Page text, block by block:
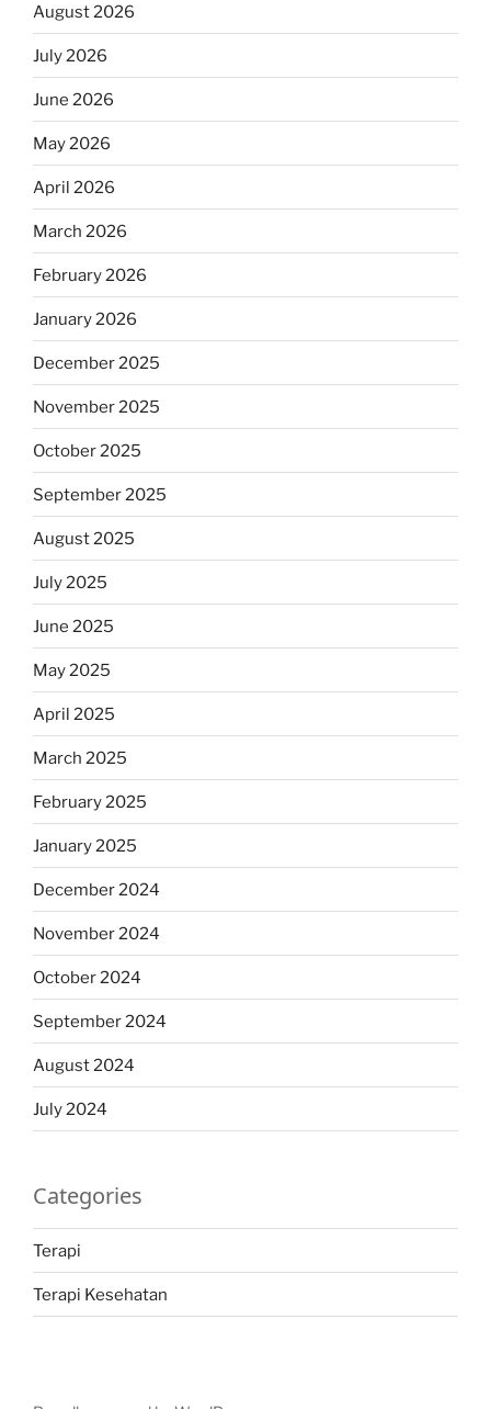
August 2026
July 2026
June 2026
May 2026
April 2026
March 2026
February 2026
January 2026
December 2025
November 2025
October 2025
September 2025
August 2025
July 2025
June 2025
May 2025
April 2025
March 2025
February 2025
January 2025
December 2024
November 2024
October 2024
September 2024
August 2024
July 2024
Categories
Terapi
Terapi Kesehatan